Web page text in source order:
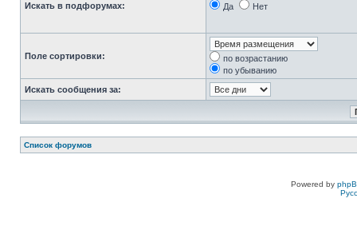
Искать в подфорумах: Да Нет
Поле сортировки:
по возрастанию
по убыванию
Искать сообщения за:
Список форумов
Powered by